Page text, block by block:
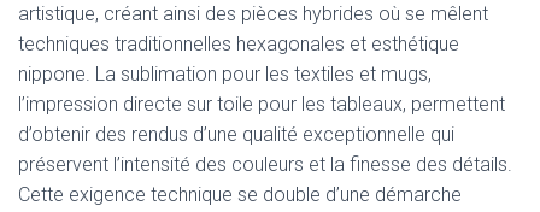
artistique, créant ainsi des pièces hybrides où se mêlent
techniques traditionnelles hexagonales et esthétique
nippone. La sublimation pour les textiles et mugs,
l’impression directe sur toile pour les tableaux, permettent
d’obtenir des rendus d’une qualité exceptionnelle qui
préservent l’intensité des couleurs et la finesse des détails.
Cette exigence technique se double d’une démarche